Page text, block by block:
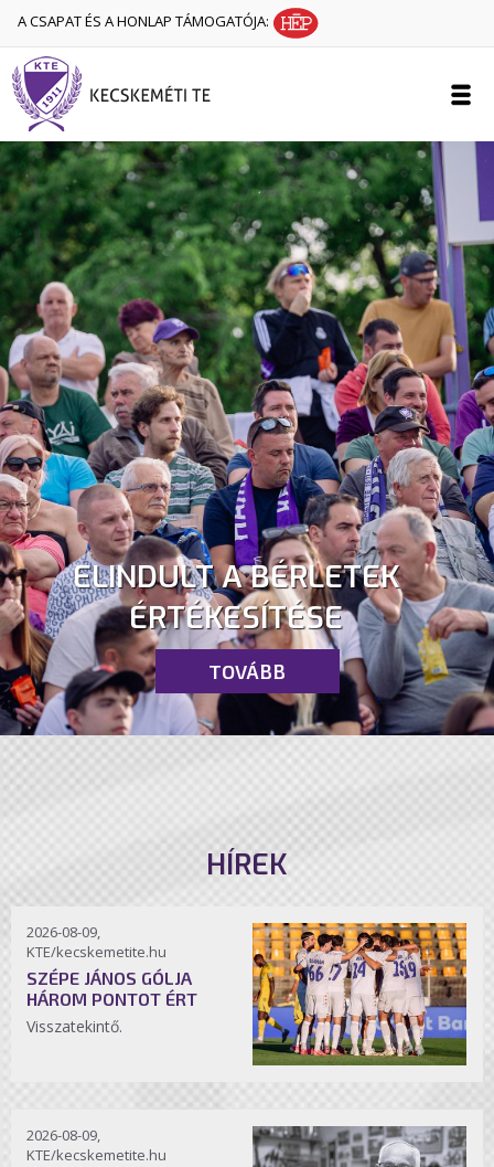
A CSAPAT ÉS A HONLAP TÁMOGATÓJA:
ELINDULT A BÉRLETEK
ÉRTÉKESÍTÉSE
TOVÁBB
HÍREK
2026-08-09,
KTE/kecskemetite.hu
SZÉPE JÁNOS GÓLJA
HÁROM PONTOT ÉRT
Visszatekintő.
2026-08-09,
KTE/kecskemetite.hu